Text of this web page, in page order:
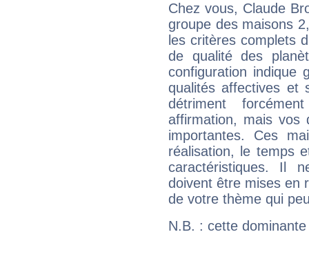
Chez vous, Claude
groupe des maisons
les critères complets
de qualité des
configuration indique
qualités affectives et
détriment
affirmation, mais
importantes. Ces
réalisation, le temps
caractéristiques. Il
doivent être mises en
de votre thème qui
N.B. : cette